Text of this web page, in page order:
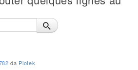
da Plotek